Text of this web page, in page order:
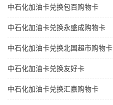
中石化加油卡兑换包百购物卡
中石化加油卡兑换永盛成购物卡
中石化加油卡兑换北国超市购物卡
中石化加油卡兑换友好卡
中石化加油卡兑换汇嘉购物卡